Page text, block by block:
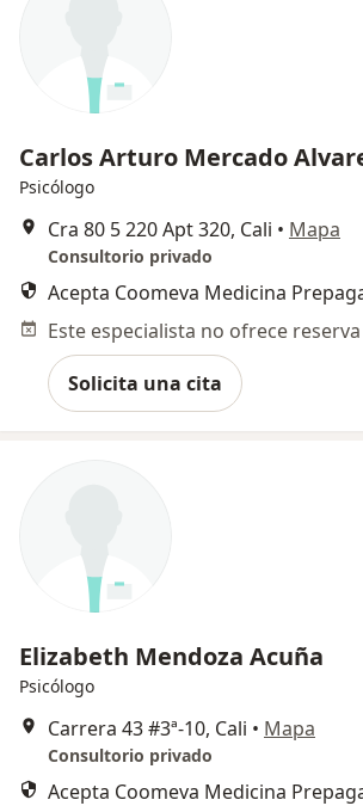
Carlos Arturo Mercado
Psicólogo
Cra 80 5 220 Apt 320, Cali • Mapa
Consultorio privado
Acepta Coomeva Medicina
Solicita una cita
Elizabeth Mendoza Acuña
Psicólogo
Carrera 43 #3ª‐10, Cali • Mapa
Consultorio privado
Acepta Coomeva Medicina